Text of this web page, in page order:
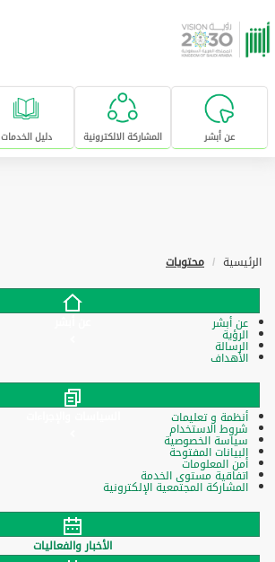
تخطى للإنتقال إلى المحتوى الرئيسي
عن أبشر المشاركة الالكترونية دليل الخدمات
الرئيسية محتويات
عن أبشر
الرؤية
الرسالة
الأهداف
أنظمة و تعليمات
شروط الاستخدام
سياسة الخصوصية
البيانات المفتوحة
أمن المعلومات
اتفاقية مستوى الخدمة
المشاركة المجتمعية الإلكترونية
الأخبار والفعاليات